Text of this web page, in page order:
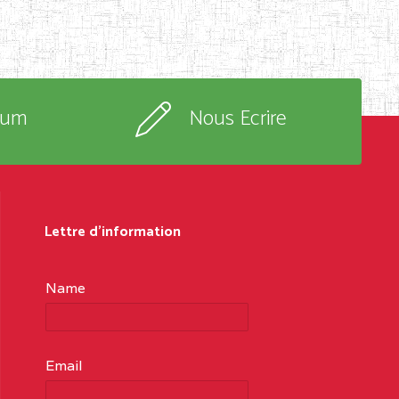
Nous Ecrire
Lettre d'information
Name
Email